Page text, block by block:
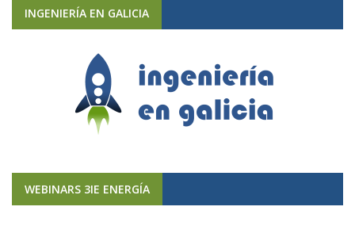
INGENIERÍA EN GALICIA
WEBINARS 3IE ENERGÍA